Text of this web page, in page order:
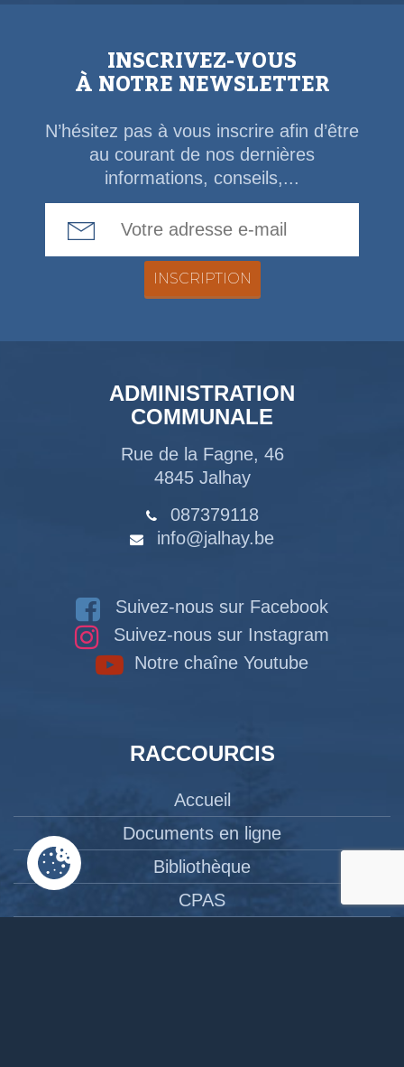
INSCRIVEZ-VOUS
À NOTRE NEWSLETTER
N’hésitez pas à vous inscrire afin d’être
au courant de nos dernières
informations, conseils,...
ADMINISTRATION
COMMUNALE
Rue de la Fagne, 46
4845 Jalhay
087379118
info@jalhay.be
Suivez-nous sur Facebook
Suivez-nous sur Instagram
Notre chaîne Youtube
RACCOURCIS
Accueil
Documents en ligne
Bibliothèque
CPAS